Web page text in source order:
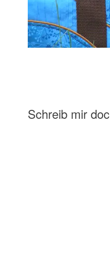
Schreib mir